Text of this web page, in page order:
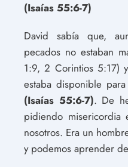
(Isaías 55:6-7)
David sabía que,
pecados no estaban
1:9, 2 Corintios 5:17)
estaba disponible
(Isaías 55:6-7). De
pidiendo
nosotros. Era un
y podemos aprender